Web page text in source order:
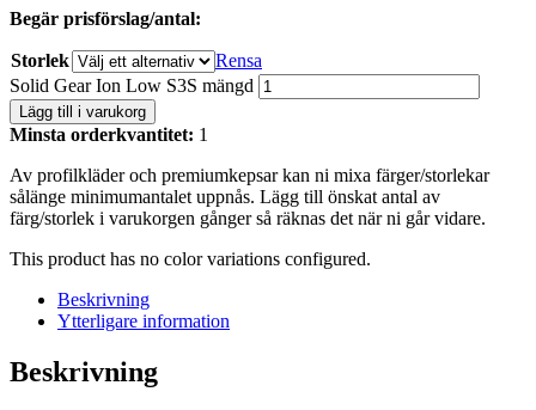
Begär prisförslag/antal:
Storlek
Rensa
Solid Gear Ion Low S3S mängd
Lägg till i varukorg
Minsta orderkvantitet: 1
Av profilkläder och premiumkepsar kan ni mixa färger/storlekar
sålänge minimumantalet uppnås. Lägg till önskat antal av
färg/storlek i varukorgen gånger så räknas det när ni går vidare.
This product has no color variations configured.
Beskrivning
Ytterligare information
Beskrivning